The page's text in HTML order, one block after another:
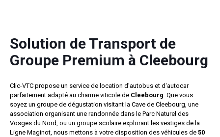
Solution de Transport de
Groupe Premium à Cleebourg
Clic-VTC propose un service de location d'autobus et d'autocar
parfaitement adapté au charme viticole de Cleebourg . Que vous
soyez un groupe de dégustation visitant la Cave de Cleebourg, une
association organisant une randonnée dans le Parc Naturel des
Vosges du Nord, ou un groupe scolaire explorant les vestiges de la
Ligne Maginot, nous mettons à votre disposition des véhicules de 50